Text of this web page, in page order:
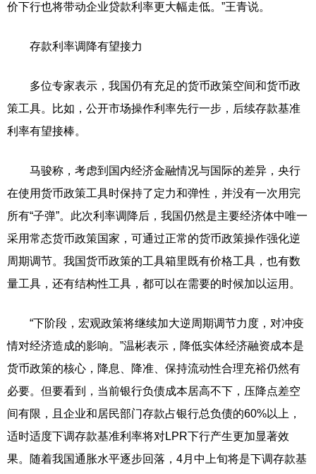
价下行也将带动企业贷款利率更大幅走低。”王青说。
存款利率调降有望接力
多位专家表示，我国仍有充足的货币政策空间和货币政
策工具。比如，公开市场操作利率先行一步，后续存款基准
利率有望接棒。
马骏称，考虑到国内经济金融情况与国际的差异，央行
在使用货币政策工具时保持了定力和弹性，并没有一次用完
所有“子弹”。此次利率调降后，我国仍然是主要经济体中唯一
采用常态货币政策国家，可通过正常的货币政策操作强化逆
周期调节。我国货币政策的工具箱里既有价格工具，也有数
量工具，还有结构性工具，都可以在需要的时候加以运用。
“下阶段，宏观政策将继续加大逆周期调节力度，对冲疫
情对经济造成的影响。”温彬表示，降低实体经济融资成本是
货币政策的核心，降息、降准、保持流动性合理充裕仍然有
必要。但要看到，当前银行负债成本居高不下，压降点差空
间有限，且企业和居民部门存款占银行总负债的60%以上，
适时适度下调存款基准利率将对LPR下行产生更加显著效
果。随着我国通胀水平逐步回落，4月中上旬将是下调存款基